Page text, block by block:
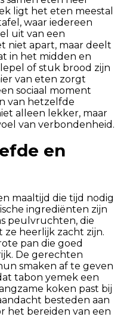
ligt het eten meestal
waar iedereen
uit van een
niet apart, maar deelt
in het midden en
of stuk brood zijn
van eten zorgt
sociaal moment
van hetzelfde
alleen lekker, maar
van verbondenheid.
en
maaltijd die tijd nodig
ingrediënten zijn
peulvruchten, die
ze heerlijk zacht zijn.
pan die goed
De gerechten
smaken af te geven
tabon yemek een
koken past bij
besteden aan
het bereiden van een